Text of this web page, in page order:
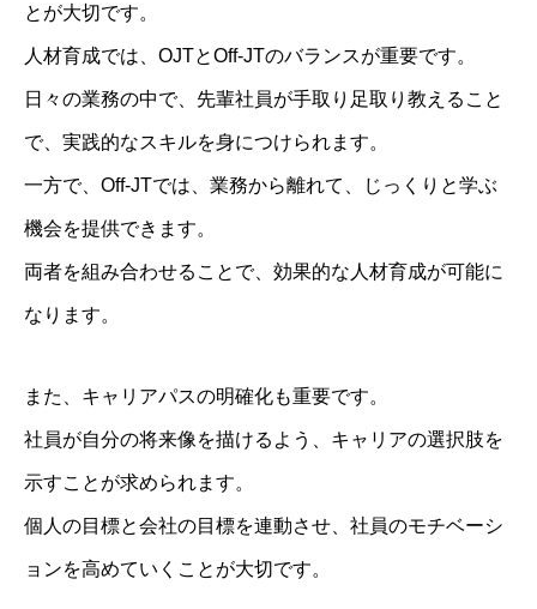
とが大切です。
人材育成では、OJTとOff-JTのバランスが重要です。
日々の業務の中で、先輩社員が手取り足取り教えること
で、実践的なスキルを身につけられます。
一方で、Off-JTでは、業務から離れて、じっくりと学ぶ
機会を提供できます。
両者を組み合わせることで、効果的な人材育成が可能に
なります。
また、キャリアパスの明確化も重要です。
社員が自分の将来像を描けるよう、キャリアの選択肢を
示すことが求められます。
個人の目標と会社の目標を連動させ、社員のモチベーシ
ョンを高めていくことが大切です。